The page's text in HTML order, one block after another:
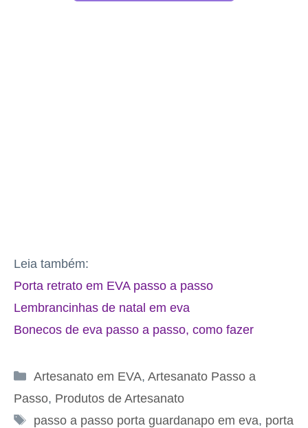
Leia também:
Porta retrato em EVA passo a passo
Lembrancinhas de natal em eva
Bonecos de eva passo a passo, como fazer
Categorias
Artesanato em EVA, Artesanato Passo a
Passo, Produtos de Artesanato
Tags
passo a passo porta guardanapo em eva, porta